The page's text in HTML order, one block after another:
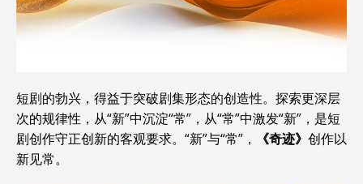
短剧的勃兴，得益于突破剧集形态的创造性。探索更深层
次的规律性，从“新”中沉淀“常”，从“常”中激发“新”，是短
剧创作守正创新的客观要求。“新”与“常”，
《奇迹》 创作以
新见常。